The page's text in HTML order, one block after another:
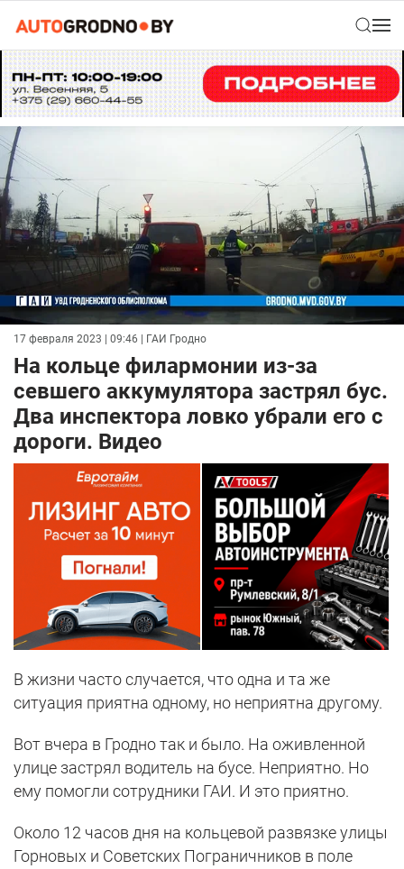
17 февраля 2023 | 09:46 | ГАИ Гродно
На кольце филармонии из-за
севшего аккумулятора застрял бус.
Два инспектора ловко убрали его с
дороги. Видео
В жизни часто случается, что одна и та же
ситуация приятна одному, но неприятна другому.
Вот вчера в Гродно так и было. На оживленной
улице застрял водитель на бусе. Неприятно. Но
ему помогли сотрудники ГАИ. И это приятно.
Около 12 часов дня на кольцевой развязке улицы
Горновых и Советских Пограничников в поле